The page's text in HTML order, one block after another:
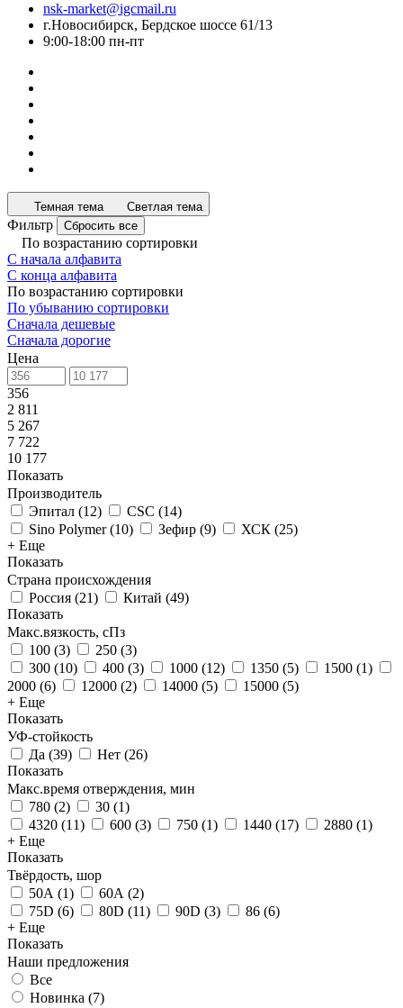
nsk-market@igcmail.ru
г.Новосибирск, Бердское шоссе 61/13
9:00-18:00 пн-пт
Темная тема Светлая тема
Фильтр Сбросить все
По возрастанию сортировки
С начала алфавита
С конца алфавита
По возрастанию сортировки
По убыванию сортировки
Сначала дешевые
Сначала дорогие
Цена
356
2 811
5 267
7 722
10 177
Показать
Производитель
Эпитал (12) CSC (14)
Sino Polymer(10) Зефир (9) ХСК (25)
+ Еще
Показать
Страна происхождения
Россия (21) Китай (49)
Показать
Макс.вязкoсть, сПз
100 (3) 250 (3)
300 (10) 400 (3) 1000 (12) 1350 (5) 1500 (1)
2000 (6) 12000 (2) 14000 (5) 15000 (5)
+ Еще
Показать
УФ-стойкость
Да (39) Нет (26)
Показать
Макс.время отверждения, мин
780 (2) 30 (1)
4320 (11) 600 (3) 750 (1) 1440 (17) 2880 (1)
+ Еще
Показать
Твёрдость, шор
50А (1) 60А (2)
75D (6) 80D (11) 90D (3) 86 (6)
+ Еще
Показать
Наши предложения
Все
Новинка (7)